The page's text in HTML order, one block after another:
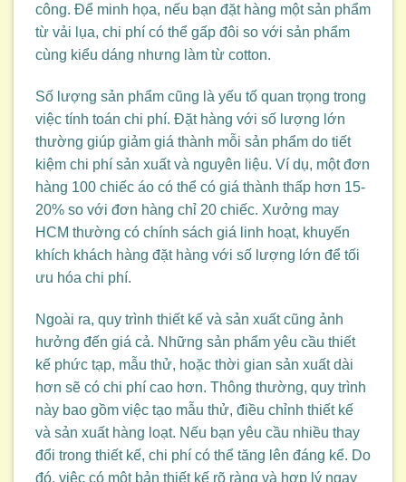
công. Để minh họa, nếu bạn đặt hàng một sản phẩm
từ vải lụa, chi phí có thể gấp đôi so với sản phẩm
cùng kiểu dáng nhưng làm từ cotton.
Số lượng sản phẩm cũng là yếu tố quan trọng trong
việc tính toán chi phí. Đặt hàng với số lượng lớn
thường giúp giảm giá thành mỗi sản phẩm do tiết
kiệm chi phí sản xuất và nguyên liệu. Ví dụ, một đơn
hàng 100 chiếc áo có thể có giá thành thấp hơn 15-
20% so với đơn hàng chỉ 20 chiếc. Xưởng may
HCM thường có chính sách giá linh hoạt, khuyến
khích khách hàng đặt hàng với số lượng lớn để tối
ưu hóa chi phí.
Ngoài ra, quy trình thiết kế và sản xuất cũng ảnh
hưởng đến giá cả. Những sản phẩm yêu cầu thiết
kế phức tạp, mẫu thử, hoặc thời gian sản xuất dài
hơn sẽ có chi phí cao hơn. Thông thường, quy trình
này bao gồm việc tạo mẫu thử, điều chỉnh thiết kế
và sản xuất hàng loạt. Nếu bạn yêu cầu nhiều thay
đổi trong thiết kế, chi phí có thể tăng lên đáng kể. Do
đó, việc có một bản thiết kế rõ ràng và hợp lý ngay